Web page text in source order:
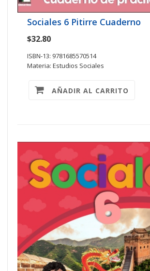
Sociales 6 Pitirre Cuaderno
$32.80
ISBN-13: 9781685570514
Materia: Estudios Sociales
AÑADIR AL CARRITO